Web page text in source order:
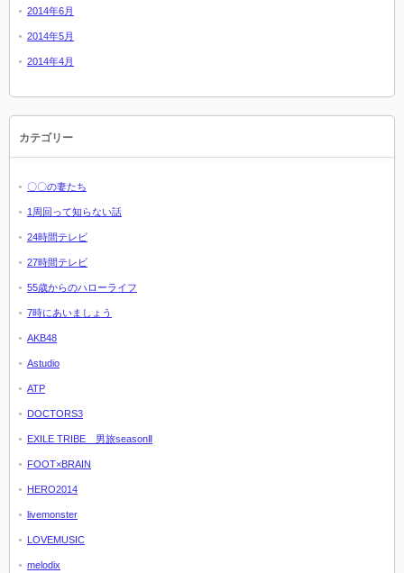
2014年6月
2014年5月
2014年4月
カテゴリー
〇〇の妻たち
1周回って知らない話
24時間テレビ
27時間テレビ
55歳からのハローライフ
7時にあいましょう
AKB48
Astudio
ATP
DOCTORS3
EXILE TRIBE 男旅seasonⅡ
FOOT×BRAIN
HERO2014
livemonster
LOVEMUSIC
melodix